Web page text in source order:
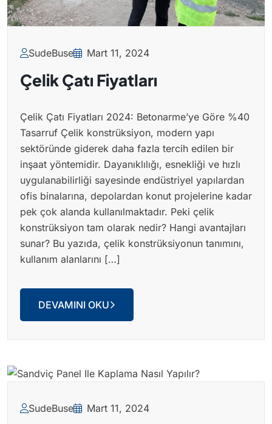
SudeBuse Mart 11, 2024
Çelik Çatı Fiyatları
Çelik Çatı Fiyatları 2024: Betonarme’ye Göre %40
Tasarruf Çelik konstrüksiyon, modern yapı
sektöründe giderek daha fazla tercih edilen bir
inşaat yöntemidir. Dayanıklılığı, esnekliği ve hızlı
uygulanabilirliği sayesinde endüstriyel yapılardan
ofis binalarına, depolardan konut projelerine kadar
pek çok alanda kullanılmaktadır. Peki çelik
konstrüksiyon tam olarak nedir? Hangi avantajları
sunar? Bu yazıda, çelik konstrüksiyonun tanımını,
kullanım alanlarını […]
DEVAMINI OKU
SudeBuse Mart 11, 2024